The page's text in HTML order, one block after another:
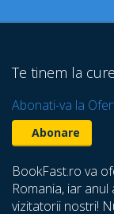
Te tinem la
Abonati-va la
BookFast.ro va
Romania, iar
vizitatorii nostri!